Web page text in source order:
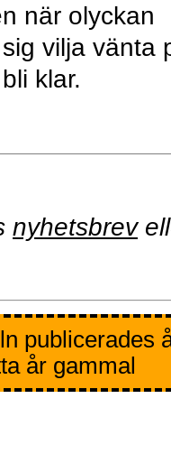
när olyckan
vilja vänta
klar.
nyhetsbrev
publicerades
år gammal